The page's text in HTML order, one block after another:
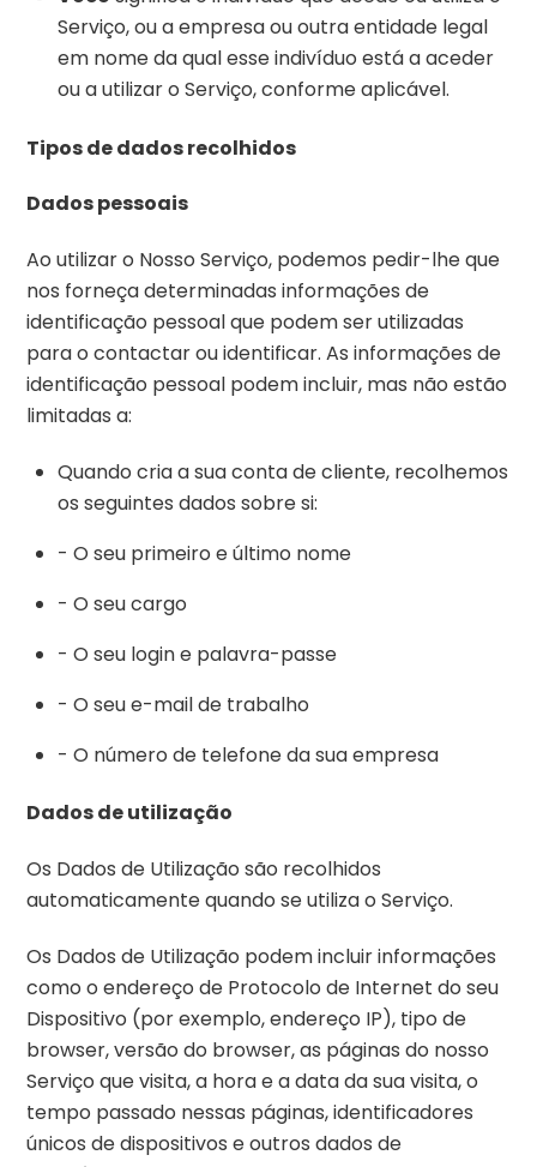
Serviço, ou a empresa ou outra entidade legal
em nome da qual esse indivíduo está a aceder
ou a utilizar o Serviço, conforme aplicável.
Tipos de dados recolhidos
Dados pessoais
Ao utilizar o Nosso Serviço, podemos pedir-lhe que
nos forneça determinadas informações de
identificação pessoal que podem ser utilizadas
para o contactar ou identificar. As informações de
identificação pessoal podem incluir, mas não estão
limitadas a:
Quando cria a sua conta de cliente, recolhemos
os seguintes dados sobre si:
- O seu primeiro e último nome
- O seu cargo
- O seu login e palavra-passe
- O seu e-mail de trabalho
- O número de telefone da sua empresa
Dados de utilização
Os Dados de Utilização são recolhidos
automaticamente quando se utiliza o Serviço.
Os Dados de Utilização podem incluir informações
como o endereço de Protocolo de Internet do seu
Dispositivo (por exemplo, endereço IP), tipo de
browser, versão do browser, as páginas do nosso
Serviço que visita, a hora e a data da sua visita, o
tempo passado nessas páginas, identificadores
únicos de dispositivos e outros dados de